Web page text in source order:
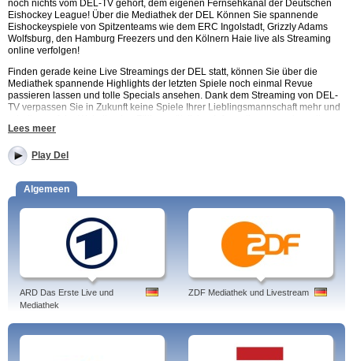
noch nichts vom DEL-TV gehört, dem eigenen Fernsehkanal der Deutschen
Eishockey League! Über die Mediathek der DEL Können Sie spannende
Eishockeyspiele von Spitzenteams wie dem ERC Ingolstadt, Grizzly Adams
Wolfsburg, den Hamburg Freezers und den Kölnern Haie live als Streaming
online verfolgen!
Finden gerade keine Live Streamings der DEL statt, können Sie über die
Mediathek spannende Highlights der letzten Spiele noch einmal Revue
passieren lassen und tolle Specials ansehen. Dank dem Streaming von DEL-
TV verpassen Sie in Zukunft keine Spiele Ihrer Lieblingsmannschaft mehr und
deutschen Clubs und ihre Spieler.
Live Spiele, Zusammenfassungen und Interviews auf Del ansehen. Del TV:
Eisbären Berlin, ERC Ingolstadt, Kölner Haie, EC Kassel Huskies, Straubing
Tags: dell, del, deliveroo, delonghi, delta, del2, delta radio, delmenhorst,
delorean, deloitte
Lees meer
Play Del
Algemeen
ARD Das Erste Live und
Mediathek
ZDF Mediathek und Livestream